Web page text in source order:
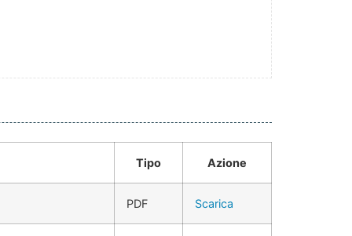
Tipo Azione
PDF Scarica